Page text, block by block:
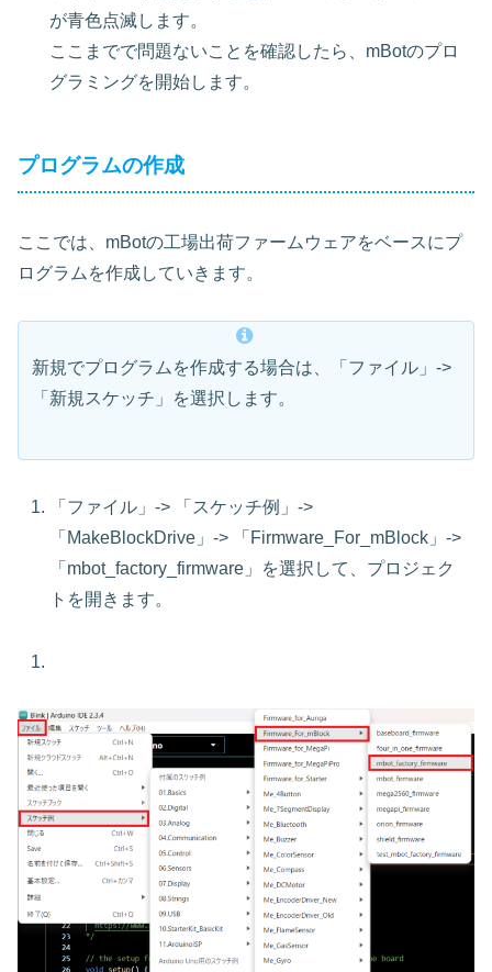
が青色点滅します。
ここまでで問題ないことを確認したら、mBotのプロ
グラミングを開始します。
プログラムの作成
ここでは、mBotの工場出荷ファームウェアをベースにプ
ログラムを作成していきます。
新規でプログラムを作成する場合は、「ファイル」->
「新規スケッチ」を選択します。
「ファイル」-> 「スケッチ例」->
「MakeBlockDrive」-> 「Firmware_For_mBlock」->
「mbot_factory_firmware」を選択して、プロジェク
トを開きます。